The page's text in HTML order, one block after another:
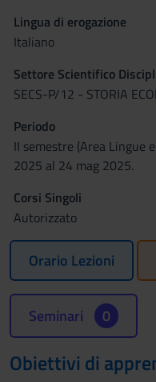
Lingua di erogazione
Italiano
Settore Scientifico
SECS-P/12 - STORIA
Periodo
II semestre (Area Lingue
2025 al 24 mag 2025.
Corsi Singoli
Autorizzato
Orario Lezioni
Seminari 0
Obiettivi di